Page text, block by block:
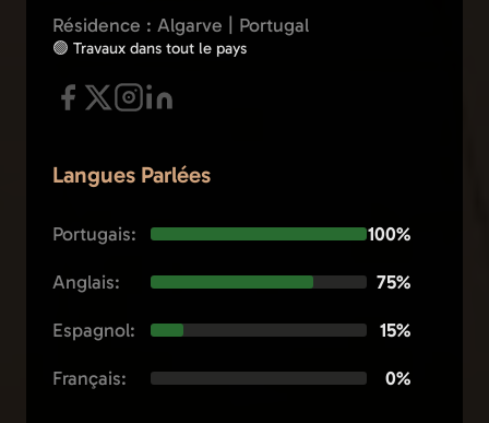
Résidence : Algarve | Portugal
🟢 Travaux dans tout le pays
Langues Parlées
Portugais:
100%
Anglais:
75%
Espagnol:
15%
Français:
0%